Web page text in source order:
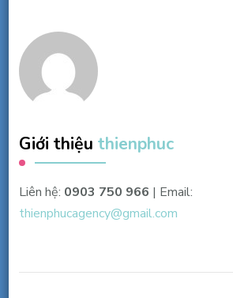
Giới thiệu thienphuc
Liên hệ: 0903 750 966 | Email:
thienphucagency@gmail.com